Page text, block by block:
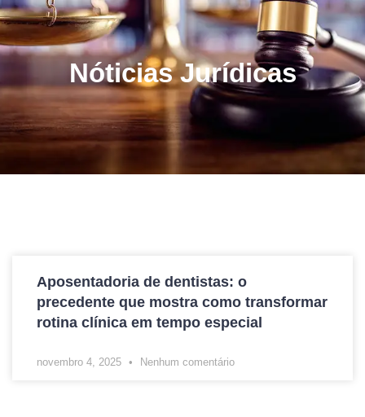
Nóticias Jurídicas
Aposentadoria de dentistas: o
precedente que mostra como transformar
rotina clínica em tempo especial
novembro 4, 2025 Nenhum comentário